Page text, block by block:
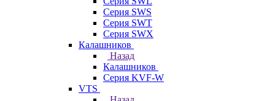
Серия SWS
Серия SWT
Серия SWX
Калашников
Назад
Калашников
Серия KVF-W
VTS